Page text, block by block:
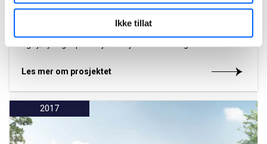
Ikke tillat
Les mer om prosjektet
2017